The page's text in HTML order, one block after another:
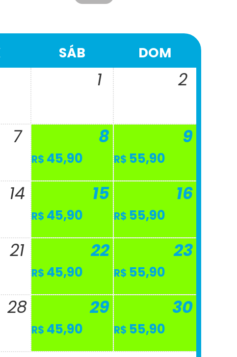
SÁB DOM
1 2
7 8
R$ 45,90
9
R$ 55,90
14 15
R$ 45,90
16
R$ 55,90
21 22
R$ 45,90
23
R$ 55,90
28 29
R$ 45,90
30
R$ 55,90